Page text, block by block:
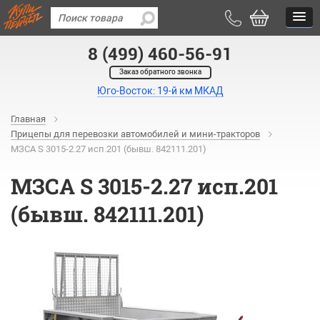
8 (499) 460-56-91
Заказ обратного звонка
Юго-Восток: 19-й км МКАД
Главная
Прицепы для перевозки автомобилей и мини-тракторов
МЗСА S 3015-2.27 исп.201 (бывш. 842111.201)
МЗСА S 3015-2.27 исп.201
(бывш. 842111.201)